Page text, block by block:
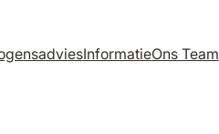
InformatieOns Team